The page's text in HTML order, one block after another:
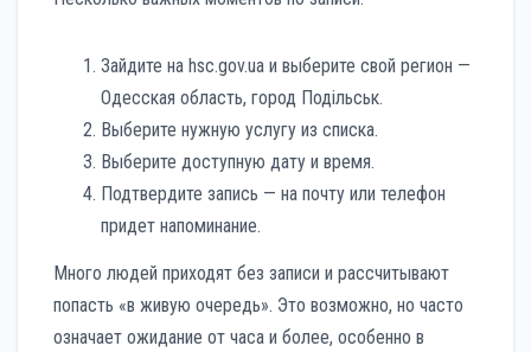
Зайдите на hsc.gov.ua и выберите свой регион —
Одесская область, город Подільськ.
Выберите нужную услугу из списка.
Выберите доступную дату и время.
Подтвердите запись — на почту или телефон
придет напоминание.
Много людей приходят без записи и рассчитывают
попасть «в живую очередь». Это возможно, но часто
означает ожидание от часа и более, особенно в